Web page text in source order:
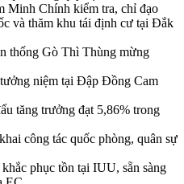
Minh Chính kiểm tra, chỉ đạo
và thăm khu tái định cư tại Đắk
thống Gò Thì Thùng mừng
niệm tại Đập Đồng Cam
tăng trưởng đạt 5,86% trong
công tác quốc phòng, quân sự
phục tồn tại IUU, sẵn sàng